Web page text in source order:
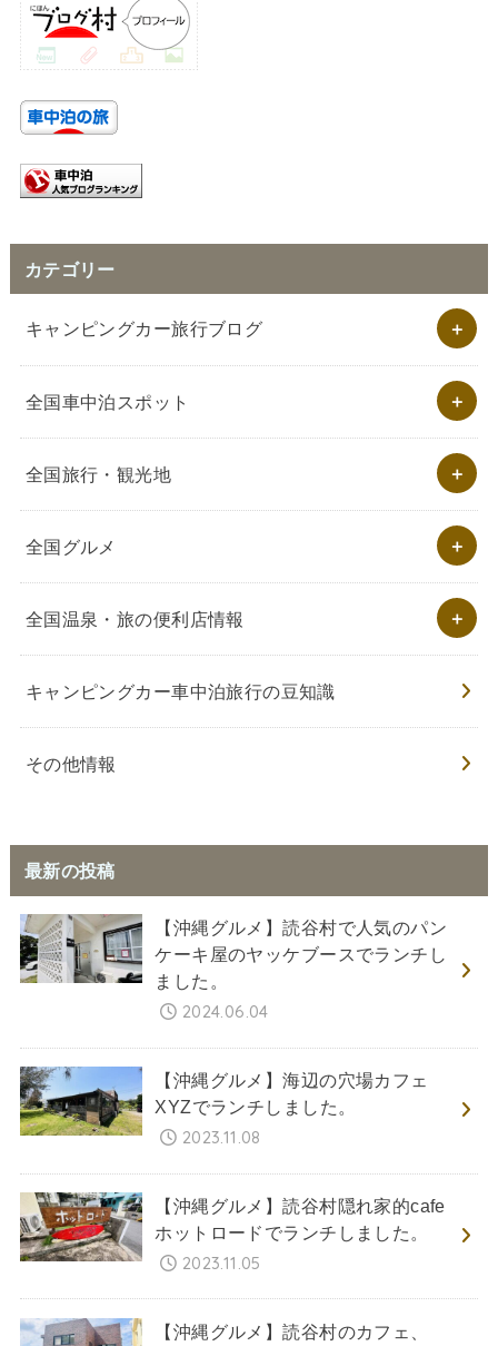
カテゴリー
キャンピングカー旅行ブログ
全国車中泊スポット
全国旅行・観光地
全国グルメ
全国温泉・旅の便利店情報
キャンピングカー車中泊旅行の豆知識
その他情報
最新の投稿
【沖縄グルメ】読谷村で人気のパン
ケーキ屋のヤッケブースでランチし
ました。
2024.06.04
【沖縄グルメ】海辺の穴場カフェ
XYZでランチしました。
2023.11.08
【沖縄グルメ】読谷村隠れ家的cafe
ホットロードでランチしました。
2023.11.05
【沖縄グルメ】読谷村のカフェ、